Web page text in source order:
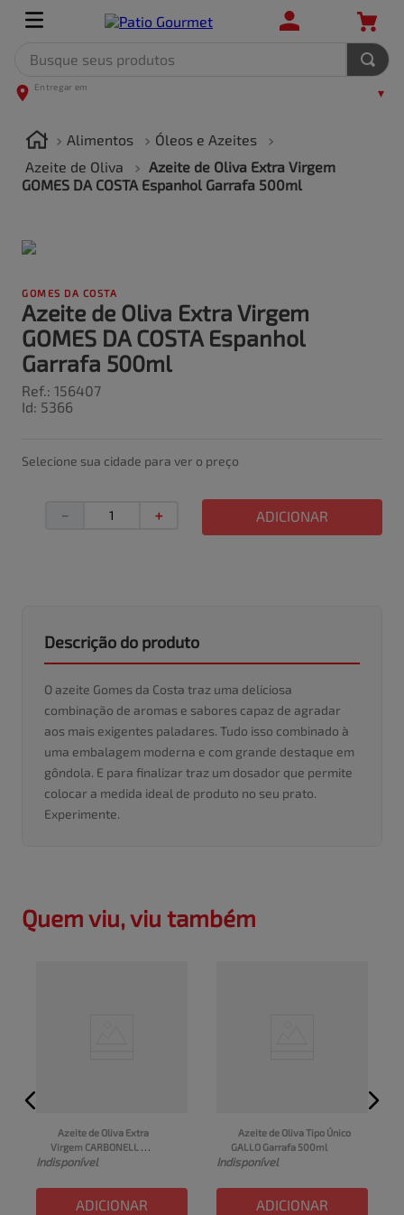
Alimentos
Óleos e Azeites
Azeite de Oliva
Azeite de Oliva Extra Virgem
GOMES DA COSTA Espanhol Garrafa 500ml
GOMES DA COSTA
Azeite de Oliva Extra Virgem
GOMES DA COSTA Espanhol
Garrafa 500ml
Ref. : 156407
Id: 5366
Selecione sua cidade para ver o preço
＋
－ ADICIONAR
Descrição do produto
O azeite Gomes da Costa traz uma deliciosa
combinação de aromas e sabores capaz de agradar
aos mais exigentes paladares. Tudo isso combinado à
uma embalagem moderna e com grande destaque em
gôndola. E para finalizar traz um dosador que permite
colocar a medida ideal de produto no seu prato.
Experimente.
Quem viu, viu também
Azeite de Oliva Extra
Virgem CARBONELL
Garrafa 250ml
Indisponível
ADICIONAR
Azeite de Oliva Tipo Único
GALLO Garrafa 500ml
Indisponível
ADICIONAR
TERMOS MAIS BUSCADOS
2º
3º
café